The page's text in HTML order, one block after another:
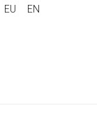
EU EN